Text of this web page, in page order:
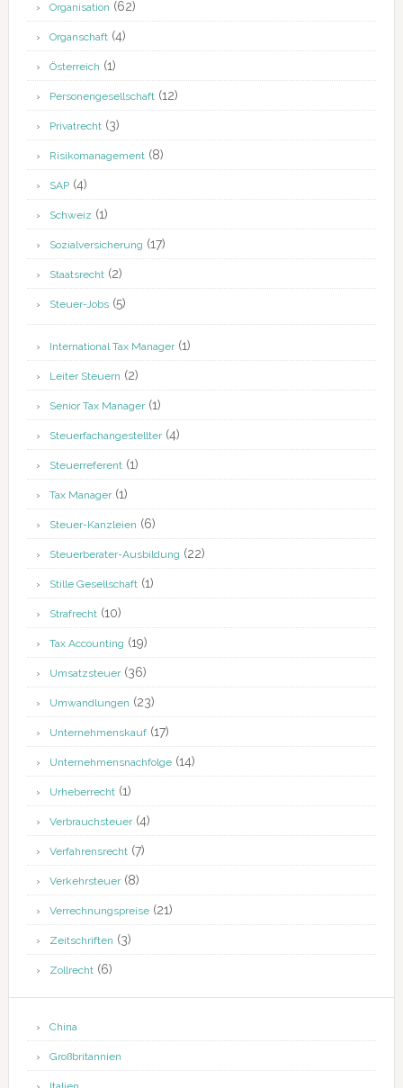
Organisation (62)
Organschaft(4)
Österreich (1)
Personengesellschaft(12)
Privatrecht(3)
Risikomanagement(8)
SAP(4)
Schweiz (1)
Sozialversicherung (17)
Staatsrecht(2)
Steuer-Jobs(5)
International Tax Manager(1)
Leiter Steuern (2)
Senior Tax Manager(1)
Steuerfachangestellter(4)
Steuerreferent(1)
Tax Manager(1)
Steuer-Kanzleien (6)
Steuerberater-Ausbildung (22)
Stille Gesellschaft(1)
Strafrecht(10)
Tax Accounting (19)
Umsatzsteuer(36)
Umwandlungen (23)
Unternehmenskauf(17)
Unternehmensnachfolge(14)
Urheberrecht(1)
Verbrauchsteuer(4)
Verfahrensrecht(7)
Verkehrsteuer(8)
Verrechnungspreise(21)
Zeitschriften (3)
Zollrecht(6)
China
Großbritannien